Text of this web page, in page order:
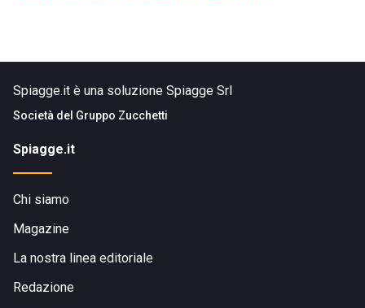
Spiagge.it è una soluzione Spiagge Srl
Società del Gruppo Zucchetti
Spiagge.it
Chi siamo
Magazine
La nostra linea editoriale
Redazione